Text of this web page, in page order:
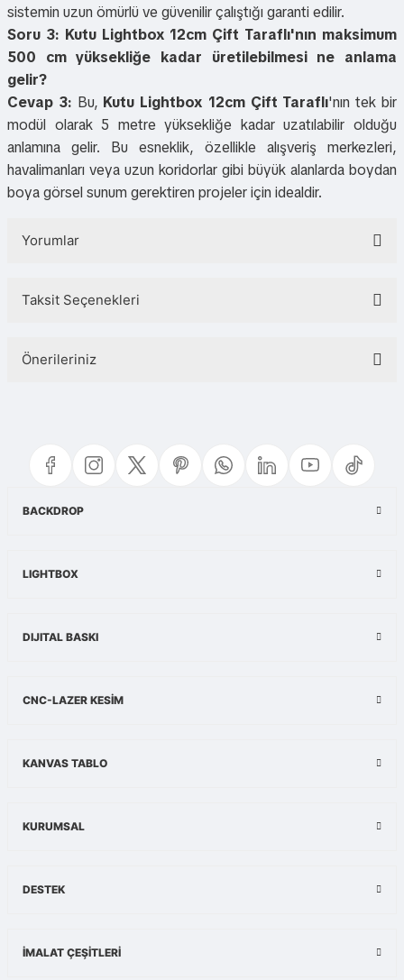
sistemin uzun ömürlü ve güvenilir çalıştığı garanti edilir.
Soru 3: Kutu Lightbox 12cm Çift Taraflı'nın maksimum
500 cm yüksekliğe kadar üretilebilmesi ne anlama
gelir?
Cevap 3: Bu, Kutu Lightbox 12cm Çift Taraflı'nın tek bir
modül olarak 5 metre yüksekliğe kadar uzatılabilir olduğu
anlamına gelir. Bu esneklik, özellikle alışveriş merkezleri,
havalimanları veya uzun koridorlar gibi büyük alanlarda boydan
boya görsel sunum gerektiren projeler için idealdir.
Yorumlar
Taksit Seçenekleri
Önerileriniz
Görüş ve önerileriniz için teşekkür ederiz.
Ürün resmi kalitesiz, bozuk veya görüntülenemiyor.
BACKDROP
LIGHTBOX
DIJITAL BASKI
CNC-LAZER KESİM
KANVAS TABLO
KURUMSAL
DESTEK
İMALAT ÇEŞİTLERİ